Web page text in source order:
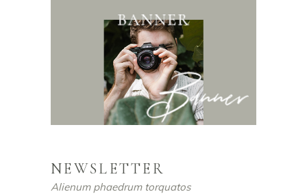
NEWSLETTER
Alienum phaedrum torquatos